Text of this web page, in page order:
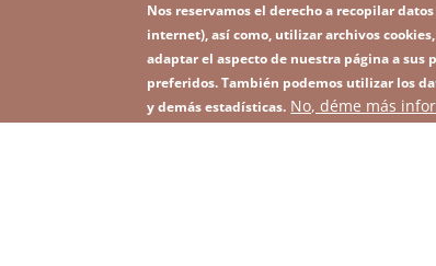
FooterSuscríbase a nuestro Newsletter
Image
Nos reservamos el derecho a recopilar
internet), así como, utilizar archivos
adaptar el aspecto de nuestra página a
preferidos. También podemos utilizar los
y demás estadísticas. No, déme más